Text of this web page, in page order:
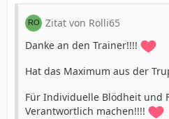
Zitat von Rolli65
Danke an den Trainer!!!!
Hat das Maximum aus der
Für Individuelle Blödheit und
Verantwortlich machen!!!!